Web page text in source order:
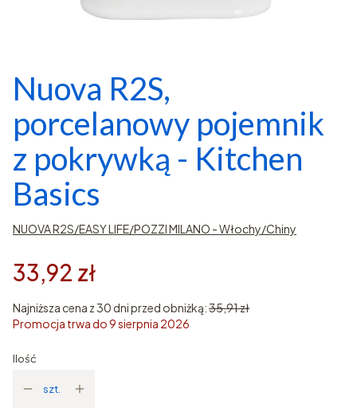
Nuova R2S,
porcelanowy pojemnik
z pokrywką - Kitchen
Basics
NUOVA R2S/EASY LIFE/POZZI MILANO - Włochy/Chiny
33,92 zł
Najniższa cena z 30 dni przed obniżką:35,91 zł
Promocja trwa do 9 sierpnia 2026
Ilość
szt.